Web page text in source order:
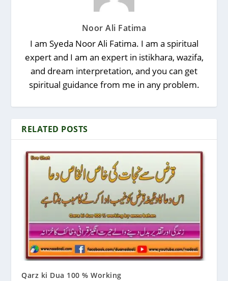
Noor Ali Fatima
I am Syeda Noor Ali Fatima. I am a spiritual
expert and I am an expert in istikhara, wazifa,
and dream interpretation, and you can get
spiritual guidance from me in any problem.
RELATED POSTS
Qarz ki Dua 100 % Working